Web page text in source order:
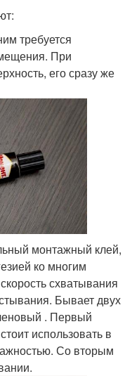
требуется
При
его сразу же
монтажный клей,
ко многим
схватывания
Бывает двух
. Первый
использовать в
Со вторым